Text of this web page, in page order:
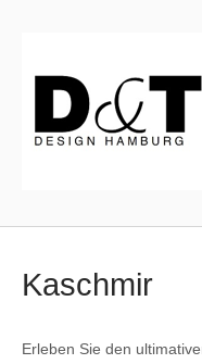
Kaschmir
Erleben Sie den